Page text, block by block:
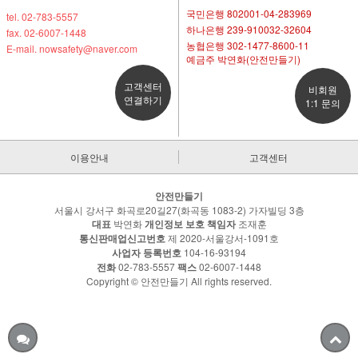
tel. 02-783-5557
fax. 02-6007-1448
E-mail. nowsafety@naver.com
고객센터
연결하기
국민은행 802001-04-283969
하나은행 239-910032-32604
농협은행 302-1477-8600-11
예금주 박연화(안전만들기)
비회원
1:1 문의
이용안내 고객센터
안전만들기
서울시 강서구 화곡로20길27(화곡동 1083-2) 가자빌딩 3층
대표 박연화개인정보 보호 책임자조재훈
통신판매업신고번호제 2020-서울강서-1091호
사업자 등록번호 104-16-93194
전화02-783-5557팩스02-6007-1448
Copyright © 안전만들기 All rights reserved.